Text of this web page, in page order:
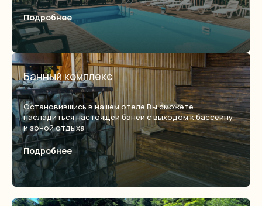
Подробнее
Банный комплекс
Остановившись в нашем отеле Вы сможете
насладиться настоящей баней с выходом к бассейну
и зоной отдыха
Подробнее